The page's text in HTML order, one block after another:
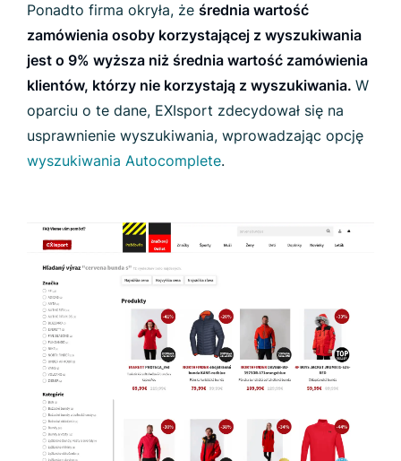
Ponadto firma okryła, że średnia wartość
zamówienia osoby korzystającej z wyszukiwania
jest o 9% wyższa niż średnia wartość zamówienia
klientów, którzy nie korzystają z wyszukiwania. W
oparciu o te dane, EXIsport zdecydował się na
usprawnienie wyszukiwania, wprowadzając opcję
wyszukiwania Autocomplete.